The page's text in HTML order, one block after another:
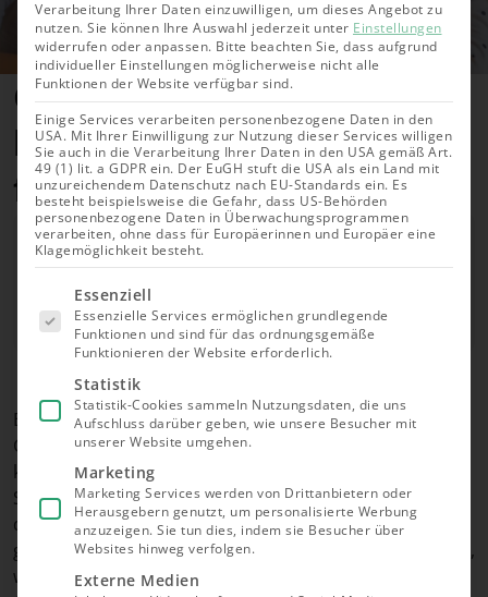
Geld für Kinder anlegen – Die
besten Wege für eine sichere
finanzielle Zukunft
Autor
Lars Hartog
Geprüft von
Jessica Dzikonski
Aktualisiert am 12.06.2026
Es gibt eine Vielzahl an Optionen, mit denen Eltern,
Großeltern oder auch Paten Geld für Kinder anlegen
können. Neben klassischen Anlageoptionen wie dem
Sparbuch haben sich vor allem ETF-Investments
durch das Kinderdepot in den Vordergrund
gespielt. Erfahren Sie hier, welche Methoden es gibt,
worin die Stärken und Schwächen der jeweiligen
Verarbeitung Ihrer Daten einzuwilligen, um dieses Angebot zu
nutzen. Sie können Ihre Auswahl jederzeit unter Einstellungen
widerrufen oder anpassen. Bitte beachten Sie, dass aufgrund
individueller Einstellungen möglicherweise nicht alle
Funktionen der Website verfügbar sind.
Einige Services verarbeiten personenbezogene Daten in den
USA. Mit Ihrer Einwilligung zur Nutzung dieser Services willigen
Sie auch in die Verarbeitung Ihrer Daten in den USA gemäß Art.
49 (1) lit. a GDPR ein. Der EuGH stuft die USA als ein Land mit
unzureichendem Datenschutz nach EU-Standards ein. Es
besteht beispielsweise die Gefahr, dass US-Behörden
personenbezogene Daten in Überwachungsprogrammen
verarbeiten, ohne dass für Europäerinnen und Europäer eine
Klagemöglichkeit besteht.
Es folgt
eine Liste
der Service-
Gruppen,
für die eine
Einwilligung
erteilt
werden
kann. Die
erste
Service-
Gruppe ist
essenziell
und kann
nicht
abgewählt
Essenziell
Essenzielle Services ermöglichen grundlegende
Funktionen und sind für das ordnungsgemäße
Funktionieren der Website erforderlich.
Statistik
Statistik-Cookies sammeln Nutzungsdaten, die uns
Aufschluss darüber geben, wie unsere Besucher mit
unserer Website umgehen.
Marketing
Marketing Services werden von Drittanbietern oder
Herausgebern genutzt, um personalisierte Werbung
anzuzeigen. Sie tun dies, indem sie Besucher über
Websites hinweg verfolgen.
Externe Medien